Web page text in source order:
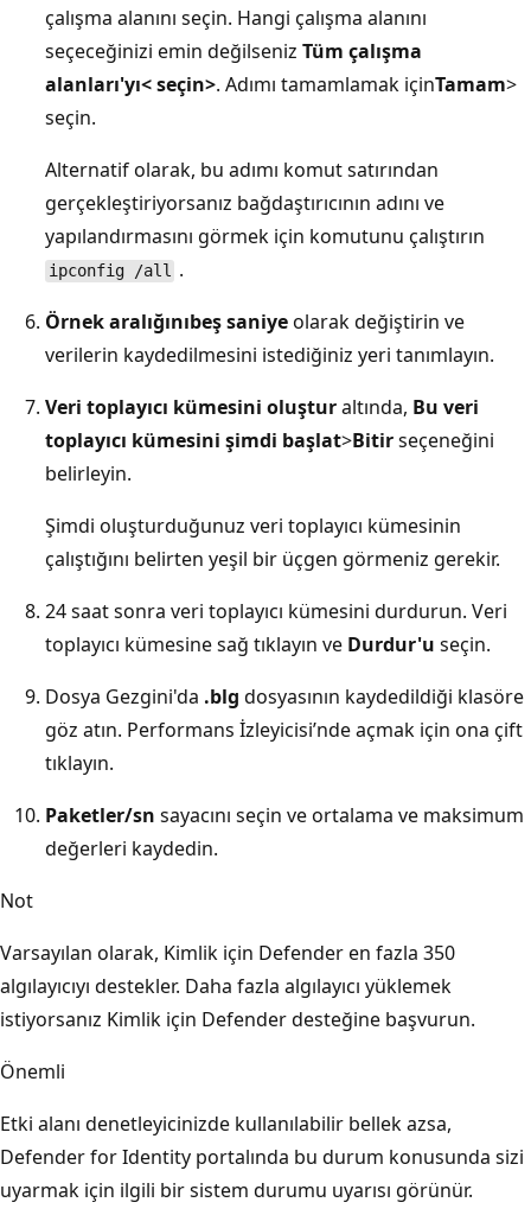
çalışma alanını seçin. Hangi çalışma alanını
seçeceğinizi emin değilseniz Tüm çalışma
alanları'yı< seçin>. Adımı tamamlamak içinTamam>
seçin.
Alternatif olarak, bu adımı komut satırından
gerçekleştiriyorsanız bağdaştırıcının adını ve
yapılandırmasını görmek için komutunu çalıştırın
ipconfig /all .
Örnek aralığınıbeş saniyeolarak değiştirin ve
verilerin kaydedilmesini istediğiniz yeri tanımlayın.
Veri toplayıcı kümesini oluşturaltında, Bu veri
toplayıcı kümesini şimdi başlat>Bitirseçeneğini
belirleyin.
Şimdi oluşturduğunuz veri toplayıcı kümesinin
çalıştığını belirten yeşil bir üçgen görmeniz gerekir.
24 saat sonra veri toplayıcı kümesini durdurun. Veri
toplayıcı kümesine sağ tıklayın ve Durdur'u seçin.
Dosya Gezgini'da .blg dosyasının kaydedildiği klasöre
göz atın. Performans İzleyicisi’nde açmak için ona çift
tıklayın.
Paketler/sn sayacını seçin ve ortalama ve maksimum
değerleri kaydedin.
Not
Varsayılan olarak, Kimlik için Defender en fazla 350
algılayıcıyı destekler. Daha fazla algılayıcı yüklemek
istiyorsanız Kimlik için Defender desteğine başvurun.
Önemli
Etki alanı denetleyicinizde kullanılabilir bellek azsa,
Defender for Identity portalında bu durum konusunda sizi
uyarmak için ilgili bir sistem durumu uyarısı görünür.